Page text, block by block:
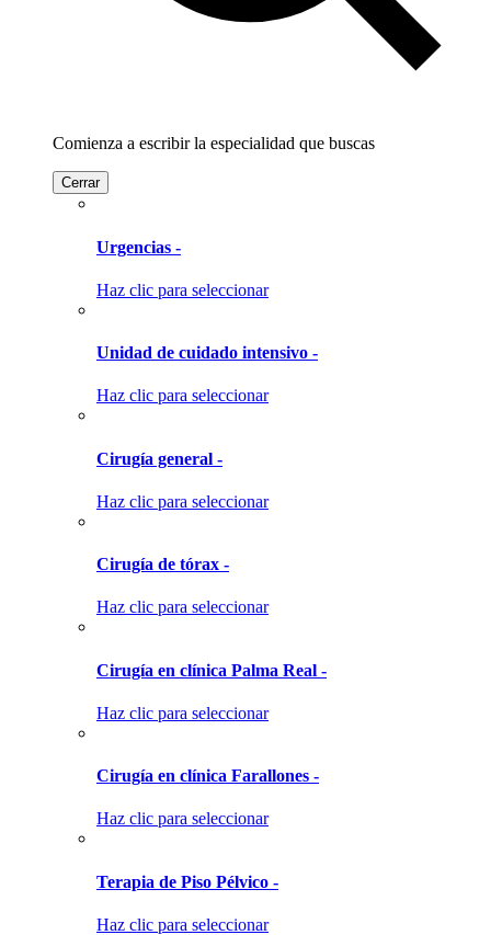
Comienza a escribir la especialidad que buscas
Cerrar
Urgencias -
Haz clic para seleccionar
Unidad de cuidado intensivo -
Haz clic para seleccionar
Cirugía general -
Haz clic para seleccionar
Cirugía de tórax -
Haz clic para seleccionar
Cirugía en clínica Palma Real -
Haz clic para seleccionar
Cirugía en clínica Farallones -
Haz clic para seleccionar
Terapia de Piso Pélvico -
Haz clic para seleccionar